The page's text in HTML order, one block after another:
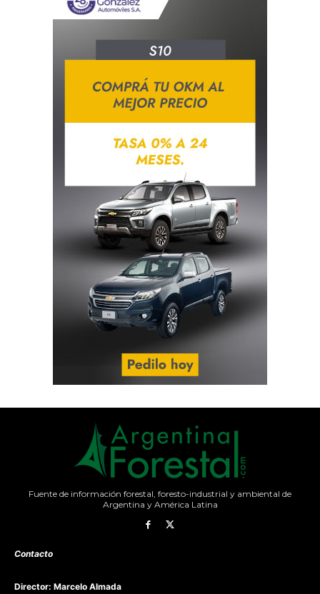
Fuente de información forestal, foresto-industrial y ambiental de
Argentina y América Latina
Contacto
Director: Marcelo Almada